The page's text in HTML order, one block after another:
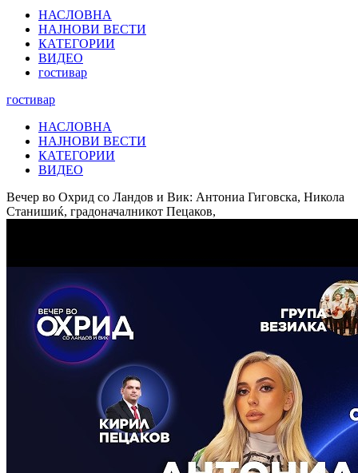
НАСЛОВНА
НАЈНОВИ ВЕСТИ
КАТЕГОРИИ
ВИДЕО
гостивар
гостивар
НАСЛОВНА
НАЈНОВИ ВЕСТИ
КАТЕГОРИИ
ВИДЕО
Вечер во Охрид со Ландов и Вик: Антониа Гиговска, Никола
Станишиќ, градоначалникот Пецаков,